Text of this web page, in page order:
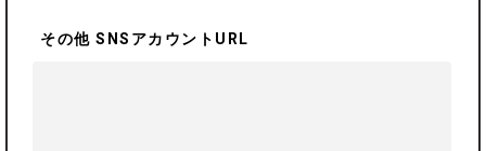
その他 SNSアカウントURL